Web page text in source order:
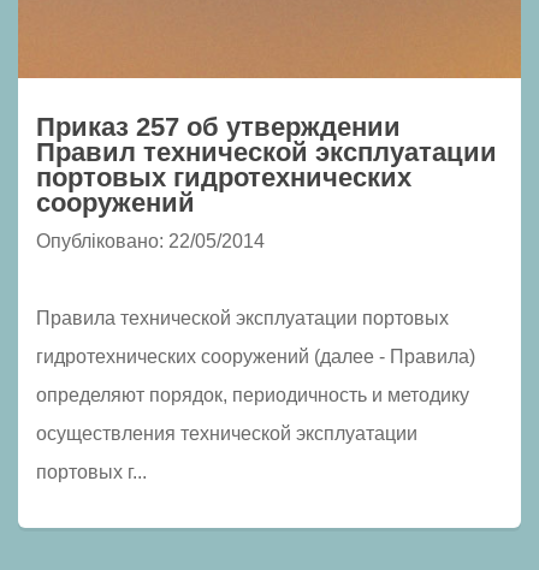
Приказ 257 об утверждении
Правил технической эксплуатации
портовых гидротехнических
сооружений
Опубліковано: 22/05/2014
Правила технической эксплуатации портовых
гидротехнических сооружений (далее - Правила)
определяют порядок, периодичность и методику
осуществления технической эксплуатации
портовых г...